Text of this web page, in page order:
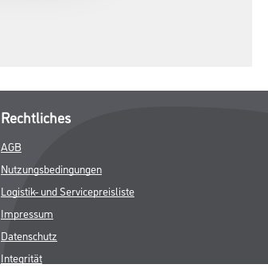
Rechtliches
AGB
Nutzungsbedingungen
Logistik- und Servicepreisliste
Impressum
Datenschutz
Integrität